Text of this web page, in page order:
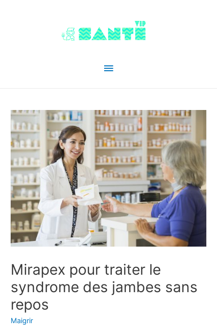
Menu
Mirapex pour traiter le
syndrome des jambes sans
repos
Maigrir